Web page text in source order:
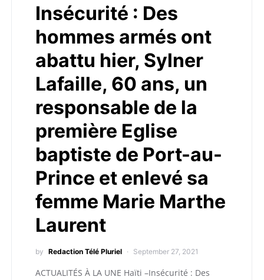
Insécurité : Des
hommes armés ont
abattu hier, Sylner
Lafaille, 60 ans, un
responsable de la
première Eglise
baptiste de Port-au-
Prince et enlevé sa
femme Marie Marthe
Laurent
by Redaction Télé Pluriel September 27, 2021
ACTUALITÉS À LA UNE Haïti –Insécurité : Des